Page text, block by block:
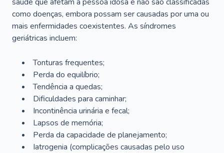
como doenças, embora possam ser causadas por uma ou
mais enfermidades coexistentes. As síndromes
geriátricas incluem:
Tonturas frequentes;
Perda do equilíbrio;
Tendência a quedas;
Dificuldades para caminhar;
Incontinência urinária e fecal;
Lapsos de memória;
Perda da capacidade de planejamento;
Iatrogenia (complicações causadas pelo uso